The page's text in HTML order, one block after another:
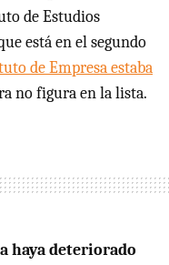
de Estudios
está en el segundo
de Empresa estaba
no figura en la lista.
haya deteriorado